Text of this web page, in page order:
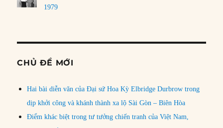
1979
CHỦ ĐỀ MỚI
Hai bài diễn văn của Đại sứ Hoa Kỳ Elbridge Durbrow trong
dịp khởi công và khánh thành xa lộ Sài Gòn – Biên Hòa
Điểm khác biệt trong tư tưởng chiến tranh của Việt Nam,